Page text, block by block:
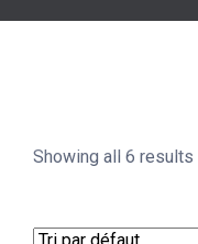
Showing all 6 results